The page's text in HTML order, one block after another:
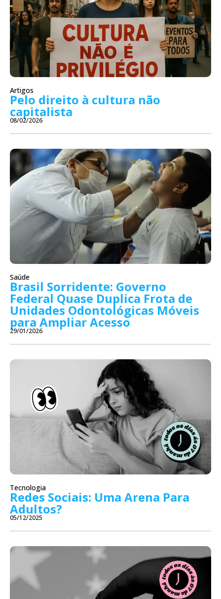
Artigos
Pelo direito à cultura não
capitalista
08/02/2026
Saúde
Brasil Sorridente: Governo
Federal Quase Duplica Frota de
Unidades Odontológicas Móveis
para Ampliar Acesso
29/01/2026
Tecnologia
Redes Sociais: Uma Arena Para
Adultos?
05/12/2025